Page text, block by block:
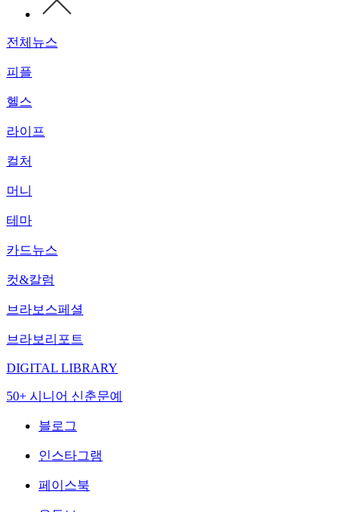
전체뉴스
피플
헬스
라이프
컬처
머니
테마
카드뉴스
컷&칼럼
브라보스페셜
브라보리포트
DIGITAL LIBRARY
50+ 시니어 신춘문예
블로그
인스타그램
페이스북